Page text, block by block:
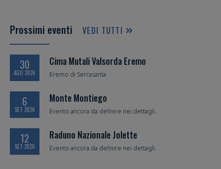
Prossimi eventi VEDI TUTTI
Cima Mutali Valsorda Eremo
30
AGO 2026 Eremo di Serrasanta
Monte Montiego
6
SET 2026 Evento ancora da definire nei dettagli.
Raduno Nazionale Jolette
12
SET 2026 Evento ancora da definire nei dettagli.